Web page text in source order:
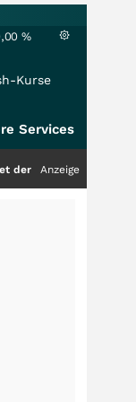
%
Kurse
Services
noch immer nur
Anzeige